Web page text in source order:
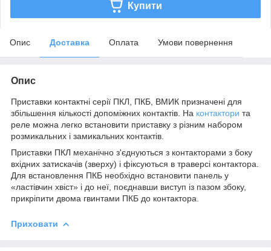
Купити
Опис Доставка Оплата Умови повернення
Опис
Приставки контактні серії ПКЛ, ПКБ, ВМИК призначені для
збільшення кількості допоміжних контактів. На контактори та
реле можна легко встановити приставку з різним набором
розмикальних і замикальних контактів.
Приставки ПКЛ механічно з'єднуються з контакторами з боку
вхідних затискачів (зверху) і фіксуються в траверсі контактора.
Для встановлення ПКБ необхідно встановити панель у
«ластівчин хвіст» і до неї, поєднавши виступ із пазом збоку,
прикріпити двома гвинтами ПКБ до контактора.
Приховати